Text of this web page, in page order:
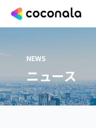
NEWS
ニュース